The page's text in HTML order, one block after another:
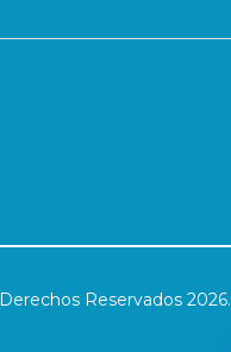
Derechos Reservados 2026.